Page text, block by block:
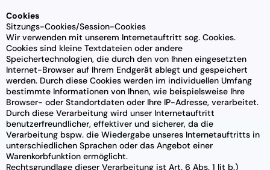
Cookies
Sitzungs-Cookies/Session-Cookies
Wir verwenden mit unserem Internetauftritt sog. Cookies.
Cookies sind kleine Textdateien oder andere
Speichertechnologien, die durch den von Ihnen eingesetzten
Internet-Browser auf Ihrem Endgerät ablegt und gespeichert
werden. Durch diese Cookies werden im individuellen Umfang
bestimmte Informationen von Ihnen, wie beispielsweise Ihre
Browser- oder Standortdaten oder Ihre IP-Adresse, verarbeitet.
Durch diese Verarbeitung wird unser Internetauftritt
benutzerfreundlicher, effektiver und sicherer, da die
Verarbeitung bspw. die Wiedergabe unseres Internetauftritts in
unterschiedlichen Sprachen oder das Angebot einer
Warenkorbfunktion ermöglicht.
Rechtsgrundlage dieser Verarbeitung ist Art. 6 Abs. 1 lit b.)